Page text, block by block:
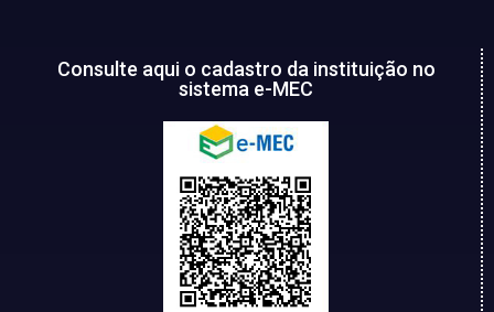
Consulte aqui o cadastro da instituição no
sistema e-MEC